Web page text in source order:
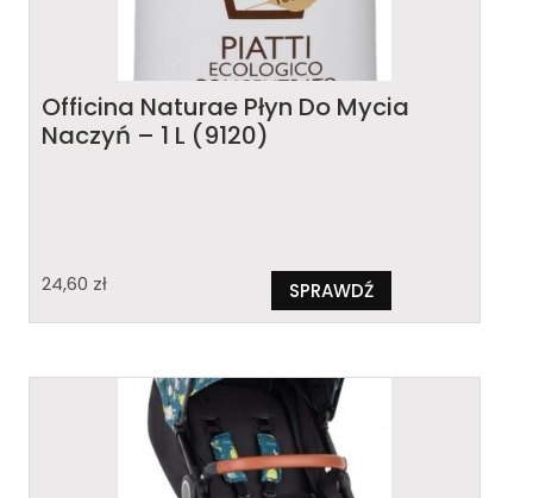
Officina Naturae Płyn Do Mycia
Naczyń – 1 L (9120)
24,60 zł SPRAWDŹ